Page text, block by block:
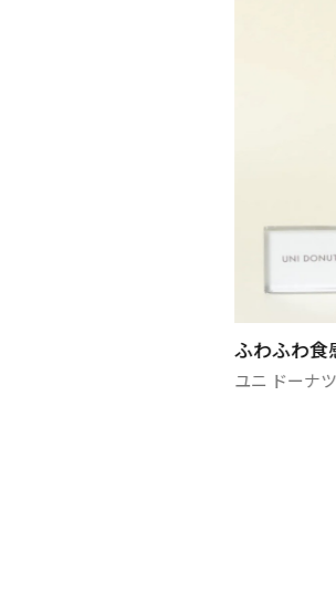
ふわふわ食
ユニ ドーナツ